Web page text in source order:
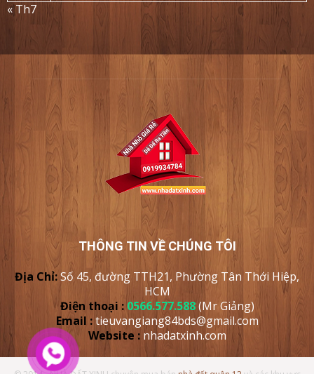
« Th7
THÔNG TIN VỀ CHÚNG TÔI
Địa Chỉ:Số 45, đường TTH21, Phường Tân Thới Hiệp,
HCM
Điện thoại : 0566.577.588 (Mr Giảng)
Email :tieuvangiang84bds@gmail.com
Website : nhadatxinh.com